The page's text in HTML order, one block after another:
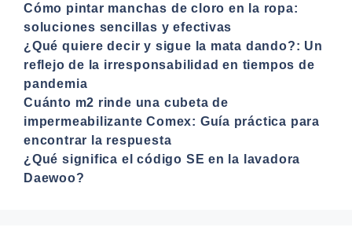
Cómo pintar manchas de cloro en la ropa:
soluciones sencillas y efectivas
¿Qué quiere decir y sigue la mata dando?: Un
reflejo de la irresponsabilidad en tiempos de
pandemia
Cuánto m2 rinde una cubeta de
impermeabilizante Comex: Guía práctica para
encontrar la respuesta
¿Qué significa el código SE en la lavadora
Daewoo?